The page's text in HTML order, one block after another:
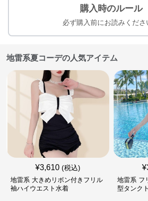
購入時のルール
必ず購入前にお読みくださ
地雷系夏コーデの人気アイテム
¥3,610 (税込)
地雷系 大きめリボン付きフリル
袖ハイウエスト水着
¥
地雷系 フ
型タンク